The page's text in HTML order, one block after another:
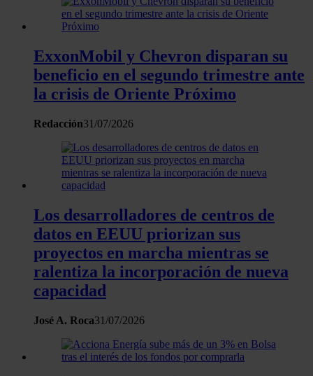
partir del uso que haya hecho de sus servicios.
ExxonMobil y Chevron disparan su
beneficio en el segundo trimestre ante
la crisis de Oriente Próximo
Redacción31/07/2026
Los desarrolladores de centros de
datos en EEUU priorizan sus
proyectos en marcha mientras se
ralentiza la incorporación de nueva
capacidad
José A. Roca31/07/2026